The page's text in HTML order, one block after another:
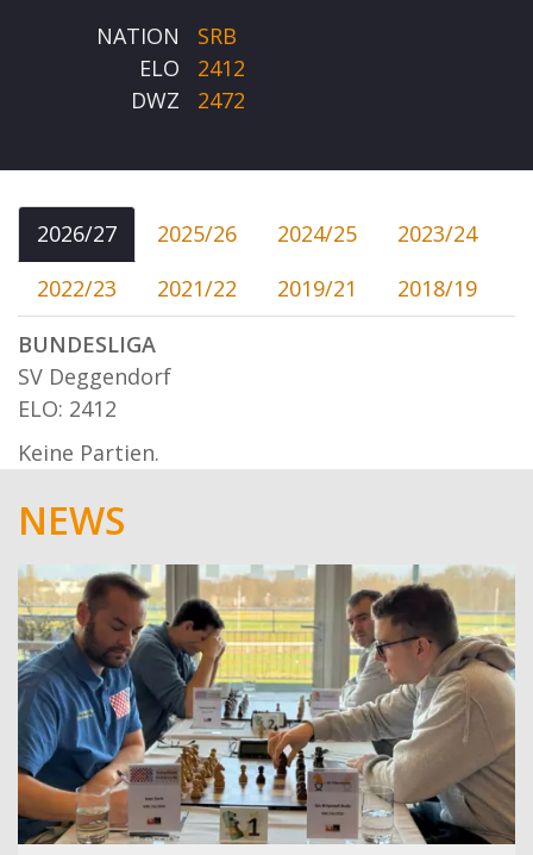
NATION
SRB
ELO
2412
DWZ
2472
2026/27 2025/26 2024/25
2023/24
2022/23
2021/22 2019/21
2018/19
BUNDESLIGA
SV Deggendorf
ELO: 2412
Keine Partien.
NEWS